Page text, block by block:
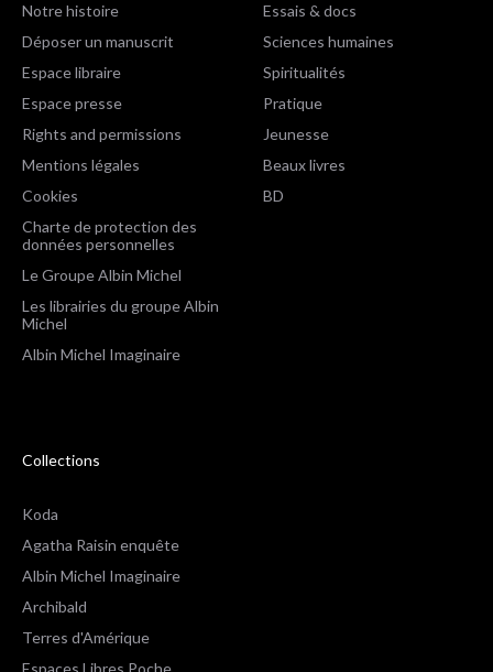
Notre histoire
Déposer un manuscrit
Espace libraire
Espace presse
Rights and permissions
Mentions légales
Cookies
Charte de protection des
données personnelles
Le Groupe Albin Michel
Les librairies du groupe Albin
Michel
Albin Michel Imaginaire
Essais & docs
Sciences humaines
Spiritualités
Pratique
Jeunesse
Beaux livres
BD
Collections
Koda
Agatha Raisin enquête
Albin Michel Imaginaire
Archibald
Terres d'Amérique
Espaces Libres Poche